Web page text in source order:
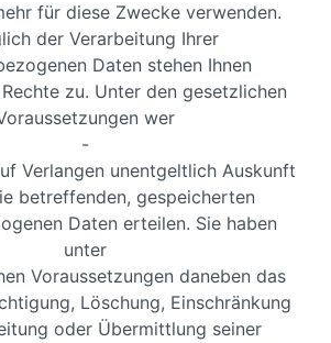
für diese Zwecke verwenden.
der Verarbeitung Ihrer
Daten stehen Ihnen
zu. Unter den gesetzlichen
wer
-
Verlangen unentgeltlich Auskunft
betreffenden, gespeicherten
Daten erteilen. Sie haben
unter
Voraussetzungen daneben das
Löschung, Einschränkung
oder Übermittlung seiner